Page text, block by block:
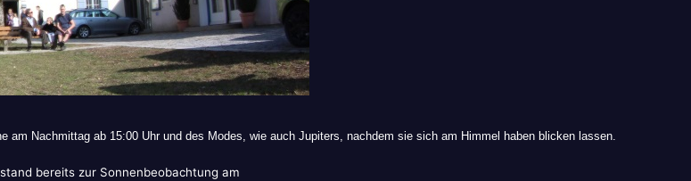
am Nachmittag ab 15:00 Uhr und des Modes, wie auch Jupiters, nachdem sie sich am Himmel haben blicken lassen.
bereits zur Sonnenbeobachtung am